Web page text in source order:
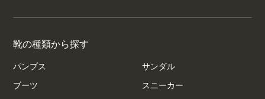
靴の種類から探す
パンプス サンダル
ブーツ スニーカー